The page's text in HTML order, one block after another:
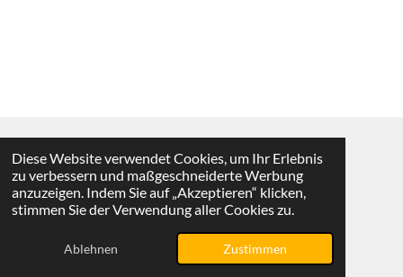
Diese Website verwendet Cookies, um Ihr Erlebnis
zu verbessern und maßgeschneiderte Werbung
anzuzeigen. Indem Sie auf „Akzeptieren“ klicken,
stimmen Sie der Verwendung aller Cookies zu.
Ablehnen Zustimmen
Vertrag widerrufen
© 2025 - 2026 KMS-Shop
Webador